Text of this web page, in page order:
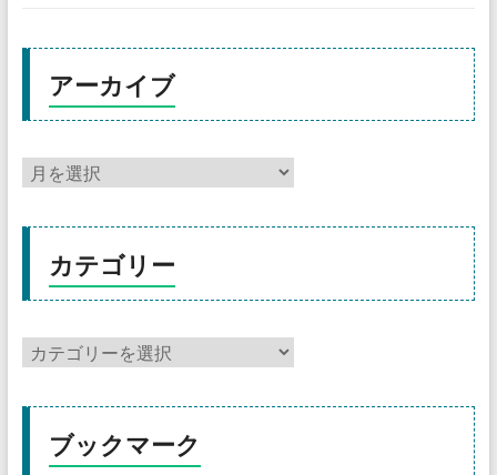
アーカイブ
カテゴリー
ブックマーク